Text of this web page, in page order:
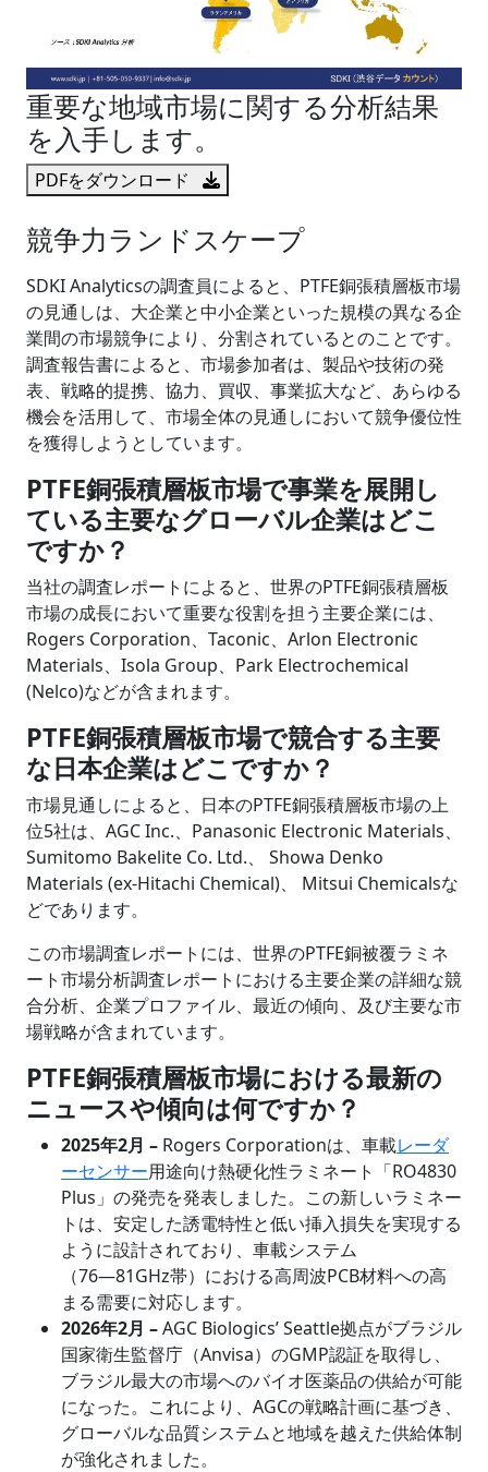
重要な地域市場に関する分析結果
を入手します。
PDFをダウンロード
競争力ランドスケープ
SDKI Analyticsの調査員によると、PTFE銅張積層板市場
の見通しは、大企業と中小企業といった規模の異なる企
業間の市場競争により、分割されているとのことです。
調査報告書によると、市場参加者は、製品や技術の発
表、戦略的提携、協力、買収、事業拡大など、あらゆる
機会を活用して、市場全体の見通しにおいて競争優位性
を獲得しようとしています。
PTFE銅張積層板市場で事業を展開し
ている主要なグローバル企業はどこ
ですか？
当社の調査レポートによると、世界のPTFE銅張積層板
市場の成長において重要な役割を担う主要企業には、
Rogers Corporation、Taconic、Arlon Electronic
Materials、Isola Group、Park Electrochemical
(Nelco)などが含まれます。
PTFE銅張積層板市場で競合する主要
な日本企業はどこですか？
市場見通しによると、日本のPTFE銅張積層板市場の上
位5社は、AGC Inc.、Panasonic Electronic Materials、
Sumitomo Bakelite Co. Ltd.、 Showa Denko
Materials (ex-Hitachi Chemical)、 Mitsui Chemicalsな
どであります。
この市場調査レポートには、世界のPTFE銅被覆ラミネ
ート市場分析調査レポートにおける主要企業の詳細な競
合分析、企業プロファイル、最近の傾向、及び主要な市
場戦略が含まれています。
PTFE銅張積層板市場における最新の
ニュースや傾向は何ですか？
2025年2月 – Rogers Corporationは、車載レーダ
ーセンサー用途向け熱硬化性ラミネート「RO4830
Plus」の発売を発表しました。この新しいラミネー
トは、安定した誘電特性と低い挿入損失を実現する
ように設計されており、車載システム
（76―81GHz帯）における高周波PCB材料への高
まる需要に対応します。
2026年2月 –AGC Biologics’ Seattle拠点がブラジル
国家衛生監督庁（Anvisa）のGMP認証を取得し、
ブラジル最大の市場へのバイオ医薬品の供給が可能
になった。これにより、AGCの戦略計画に基づき、
グローバルな品質システムと地域を越えた供給体制
が強化されました。